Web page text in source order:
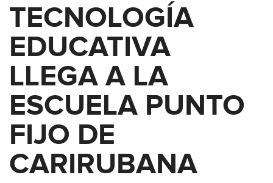
TECNOLOGÍA
EDUCATIVA
LLEGA A LA
ESCUELA PUNTO
FIJO DE
CARIRUBANA